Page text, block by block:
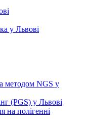
у Львові
методом NGS у
(PGS) у Львові
на полігенні